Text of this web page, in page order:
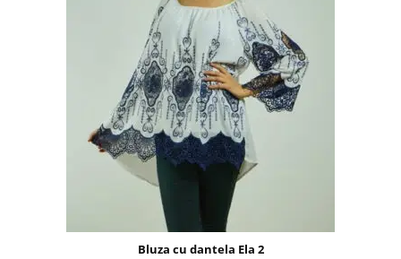
Bluza cu dantela Ela 2